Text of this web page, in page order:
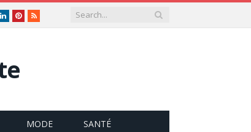
LinkedInPinterest
RSS
MODE SANTÉ